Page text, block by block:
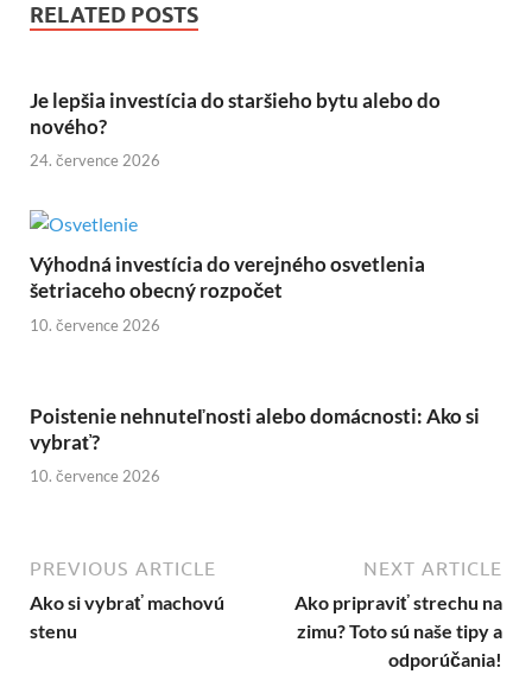
RELATED POSTS
Je lepšia investícia do staršieho bytu alebo do
nového?
24. července 2026
Výhodná investícia do verejného osvetlenia
šetriaceho obecný rozpočet
10. července 2026
Poistenie nehnuteľnosti alebo domácnosti: Ako si
vybrať?
10. července 2026
PREVIOUS ARTICLE
Ako si vybrať machovú
stenu
NEXT ARTICLE
Ako pripraviť strechu na
zimu? Toto sú naše tipy a
odporúčania!